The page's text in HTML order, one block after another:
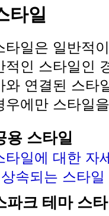
타일
타일은 일반적
적인 스타일인
와 연결된 스타
우에만 스타일
용 스타일
타일에 대한 자
상속되는 스타일
파크 테마 스